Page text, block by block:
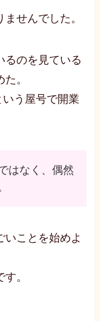
せんでした。
るのを見ている
。
う屋号で開業
はなく、偶然
いことを始めよ
。